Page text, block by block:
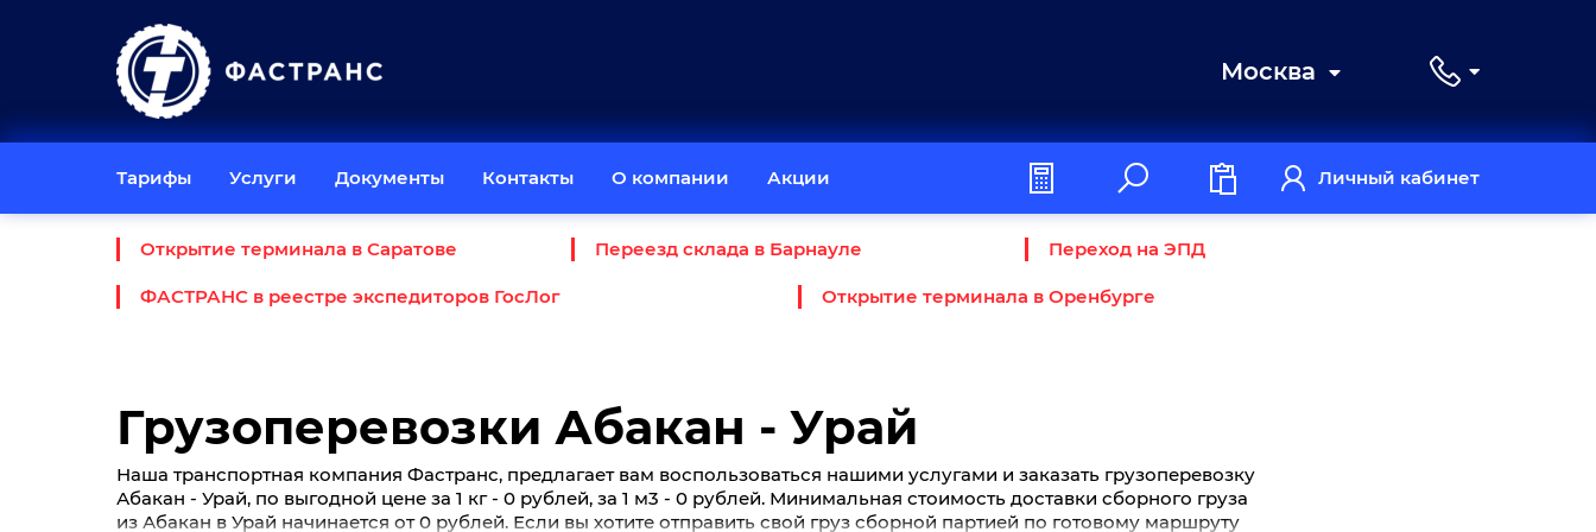
Москва
Тарифы Услуги Документы Контакты О компании Акции Личный кабинет
Открытие терминала в Саратове Переезд склада в Барнауле Переход на ЭПД
ФАСТРАНС в реестре экспедиторов ГосЛог Открытие терминала в Оренбурге
Грузоперевозки Абакан - Урай
Наша транспортная компания Фастранс, предлагает вам воспользоваться нашими услугами и заказать грузоперевозку
Абакан - Урай, по выгодной цене за 1 кг - 0 рублей, за 1 м3 - 0 рублей. Минимальная стоимость доставки сборного груза
из Абакан в Урай начинается от 0 рублей. Если вы хотите отправить свой груз сборной партией по готовому маршруту